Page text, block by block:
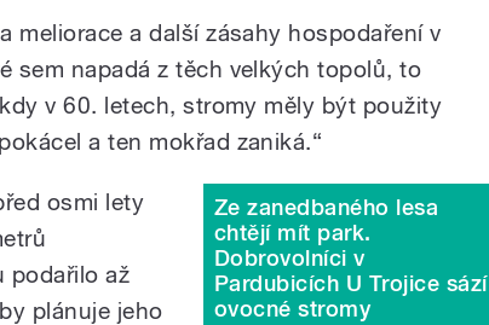
meliorace a další zásahy hospodaření v
sem napadá z těch velkých topolů, to
v 60. letech, stromy měly být použity
a ten mokřad zaniká.“
Ze zanedbaného lesa
chtějí mít park.
Dobrovolníci v
Pardubicích U Trojice sází
ovocné stromy
osmi lety
podařilo až
plánuje jeho